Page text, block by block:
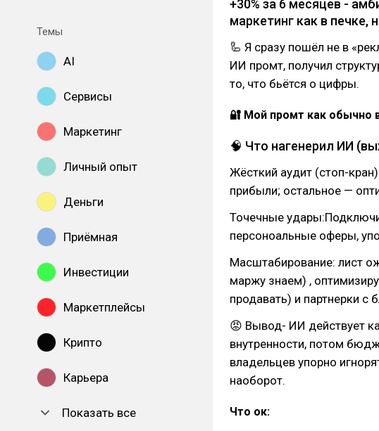
Темы
AI
Сервисы
Маркетинг
Личный опыт
Деньги
Приёмная
Инвестиции
Маркетплейсы
Крипто
Карьера
Показать все
+30% за 6 месяцев -
маркетинг как в печке,
🦾 Я сразу пошёл не в
ИИ промт, получил
то, что бьётся о цифры.
🔐 Мой промт как обычно
🧠 Что нагенерил ИИ
Жёсткий аудит (стоп-
прибыли; остальное —
Точечные
персоноальные оферы,
Масштабирование: лист
маржу знаем) ,
продавать) и партнерки с
😡 Вывод- ИИ действует
внутренности, потом
владельцев упорно
наоборот.
Что ок: